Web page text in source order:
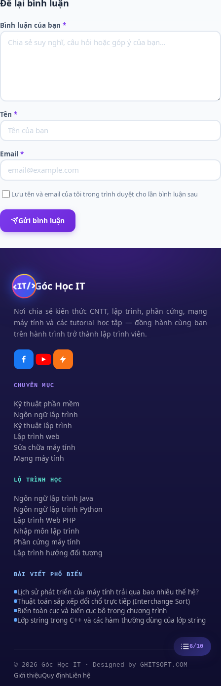
Để lại bình luận
Bình luận của bạn *
Tên *
Email *
Lưu tên và email của tôi trong trình duyệt cho lần bình luận sau
Gửi bình luận
Góc Học IT
Nơi chia sẻ kiến thức CNTT, lập trình, phần cứng, mạng
máy tính và các tutorial học tập — đồng hành cùng bạn
trên hành trình trở thành lập trình viên.
CHUYÊN MỤC
Kỹ thuật phần mềm
Ngôn ngữ lập trình
Kỹ thuật lập trình
Lập trình web
Sửa chữa máy tính
Mạng máy tính
LỘ TRÌNH HỌC
Ngôn ngữ lập trình Java
Ngôn ngữ lập trình Python
Lập trình Web PHP
Nhập môn lập trình
Phần cứng máy tính
Lập trình hướng đối tượng
BÀI VIẾT PHỔ BIẾN
Lịch sử phát triển của máy tính trải qua bao nhiêu thế hệ?
Thuật toán sắp xếp đổi chổ trực tiếp (Interchange Sort)
Biến toàn cục và biến cục bộ trong chương trình
Lớp string trong C++ và các hàm thường dùng của lớp string
© 2026 Góc Học IT · Designed by GHITSOFT.COM
Giới thiệuQuy địnhLiên hệ
6/10